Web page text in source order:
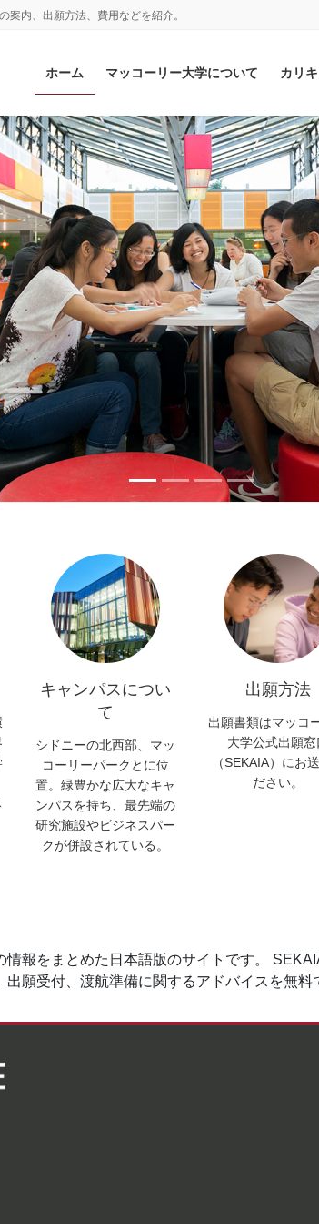
内、出願方法、費用などを紹介。
ホーム マッコーリー大学について カリ
キャンパスについ
て
シドニーの北西部、マッ
コーリーパークとに位
置。緑豊かな広大なキャ
ンパスを持ち、最先端の
研究施設やビジネスパー
クが併設されている。
出願方法
出願書類はマッコ
大学公式出願窓
（SEKAIA）にお
ださい。
報をまとめた日本語版のサイトです。
願受付、渡航準備に関するアドバイスを無料